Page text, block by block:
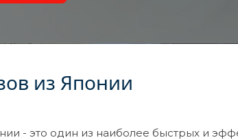
из Японии
- это один из наиболее быстрых и